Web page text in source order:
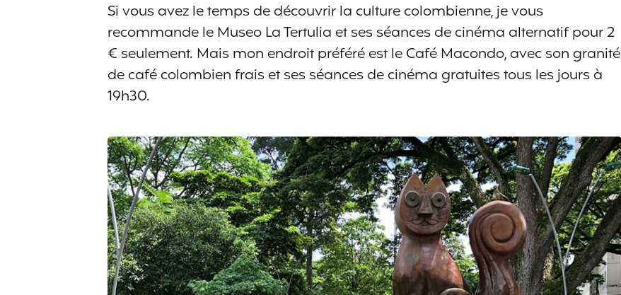
Si vous avez le temps de découvrir la culture colombienne, je vous
recommande le Museo La Tertulia et ses séances de cinéma alternatif pour 2
€ seulement. Mais mon endroit préféré est le Café Macondo, avec son granité
de café colombien frais et ses séances de cinéma gratuites tous les jours à
19h30.